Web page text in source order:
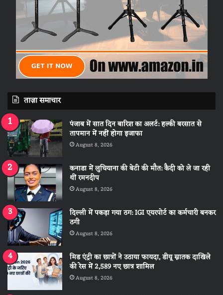
ताज़ा समाचार
पंजाब में सात दिन बारिश का अलर्ट: हल्की बरसात से
तापमान में नहीं होगा इजाफा
August 8, 2026
कनाडा में लुधियाना की बेटी की माैत: कैदी को ले जा रही
थीं रमनदीप
August 8, 2026
दिल्ली में पकड़ा गया ठग: IGI एयरपोर्ट का कर्मचारी बनकर
ठगी
August 8, 2026
मिड एंट्री का छात्रों ने उठाया फायदा, डीयू स्नातक दाखिले
की रेस में 2,589 नए छात्र शामिल
August 8, 2026